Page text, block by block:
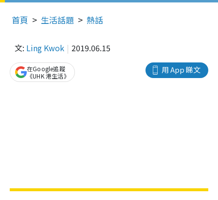
首頁 生活話題 熱話
文: Ling Kwok 2019.06.15
用 App 睇文
在Google追蹤
《UHK 港生活》